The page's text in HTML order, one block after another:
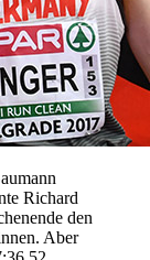
Richard
den
Aber